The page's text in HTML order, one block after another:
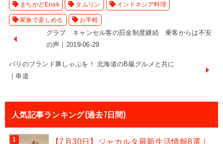
まちかどEnak タムリン インドネシア料理
家族で楽しめる お手軽
グラブ キャンセル客の罰金制度継続 乗客からは不安
の声｜2019-06-29
バリのブランド豚しゃぶを！ 北海道のB級グルメと共に
｜串道
人気記事ランキング(過去7日間)
【7月30日】ジャカルタ最新生活情報8選｜